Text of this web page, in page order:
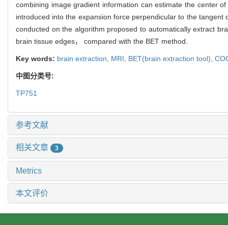
combining image gradient information can estimate the center
introduced into the expansion force perpendicular to the
conducted on the algorithm proposed to automatically extract
brain tissue edges， compared with the BET method.
Key words: brain extraction, MRI, BET(brain extraction tool),
中图分类号:
TP751
参考文献
相关文章 3
Metrics
本文评价